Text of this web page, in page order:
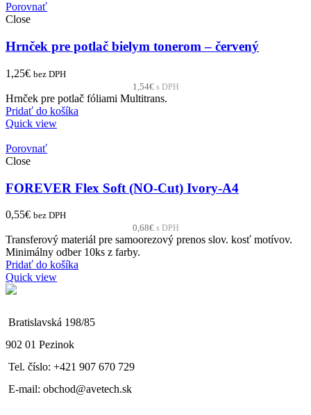
Porovnať
Close
Hrnček pre potlač bielym tonerom – červený
1,25€ bez DPH
1,54€ s DPH
Hrnček pre potlač fóliami Multitrans.
Pridať do košíka
Quick view
Porovnať
Close
FOREVER Flex Soft (NO-Cut) Ivory-A4
0,55€ bez DPH
0,68€ s DPH
Transferový materiál pre samoorezový prenos slov. kosť motívov.
Minimálny odber 10ks z farby.
Pridať do košíka
Quick view
Bratislavská 198/85
902 01 Pezinok
Tel. číslo: +421 907 670 729
E-mail: obchod@avetech.sk